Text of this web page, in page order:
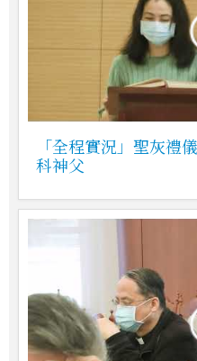
「全程實況」聖灰
科神父